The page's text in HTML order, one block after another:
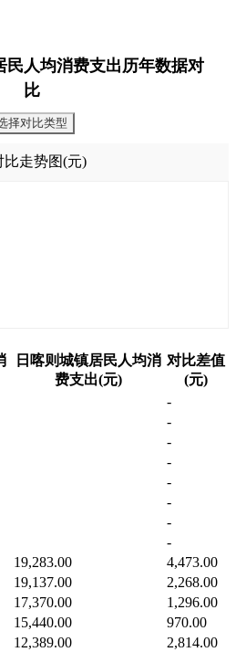
民人均消费支出历年数据对
比
择对比类型
走势图(元)
日喀则城镇居民人均消
费支出(元)
对比差值
(元)
-
-
-
-
-
-
-
-
19,283.00
4,473.00
19,137.00
2,268.00
17,370.00
1,296.00
15,440.00
970.00
12,389.00
2,814.00